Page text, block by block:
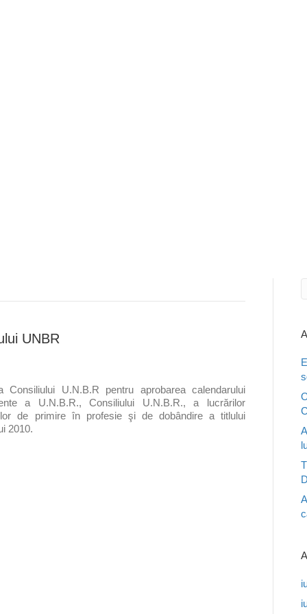
UNBR
U.N.B.R pentru aprobarea calendarului
a U.N.B.R., Consiliului U.N.B.R., a lucrărilor
de primire în profesie şi de dobândire a titlului
2010.